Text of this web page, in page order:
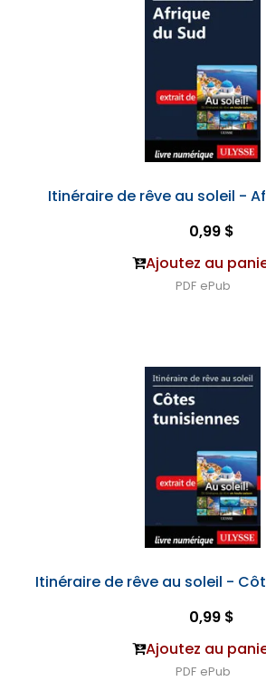
Itinéraire de rêve au soleil -
0,99 $
Ajoutez au
PDF ePub
Itinéraire de rêve au soleil -
0,99 $
Ajoutez au
PDF ePub